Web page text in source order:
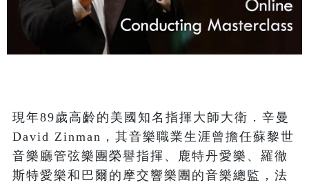
現年89歲高齡的美國知名指揮大師大衛．辛曼
David Zinman，其音樂職業生涯曾擔任蘇黎世
音樂廳管弦樂團榮譽指揮、鹿特丹愛樂、羅徹
斯特愛樂和巴爾的摩交響樂團的音樂總監，法